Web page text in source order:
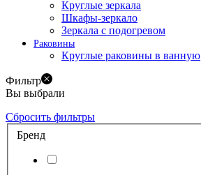
Круглые зеркала
Шкафы-зеркало
Зеркала с подогревом
Раковины
Круглые раковины в ванную
Фильтр
Вы выбрали
Сбросить фильтры
Бренд